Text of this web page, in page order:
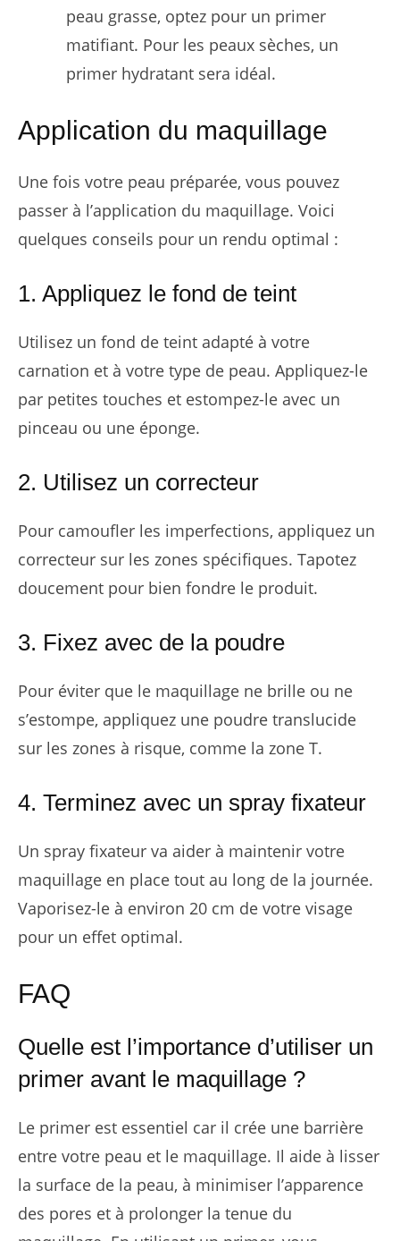
peau grasse, optez pour un primer
matifiant. Pour les peaux sèches, un
primer hydratant sera idéal.
Application du maquillage
Une fois votre peau préparée, vous pouvez
passer à l’application du maquillage. Voici
quelques conseils pour un rendu optimal :
1. Appliquez le fond de teint
Utilisez un fond de teint adapté à votre
carnation et à votre type de peau. Appliquez-le
par petites touches et estompez-le avec un
pinceau ou une éponge.
2. Utilisez un correcteur
Pour camoufler les imperfections, appliquez un
correcteur sur les zones spécifiques. Tapotez
doucement pour bien fondre le produit.
3. Fixez avec de la poudre
Pour éviter que le maquillage ne brille ou ne
s’estompe, appliquez une poudre translucide
sur les zones à risque, comme la zone T.
4. Terminez avec un spray fixateur
Un spray fixateur va aider à maintenir votre
maquillage en place tout au long de la journée.
Vaporisez-le à environ 20 cm de votre visage
pour un effet optimal.
FAQ
Quelle est l’importance d’utiliser un
primer avant le maquillage ?
Le primer est essentiel car il crée une barrière
entre votre peau et le maquillage. Il aide à lisser
la surface de la peau, à minimiser l’apparence
des pores et à prolonger la tenue du